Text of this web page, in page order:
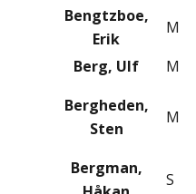
Bengtzboe,
Erik
M
Berg, Ulf
M
Bergheden,
Sten
M
Bergman,
S